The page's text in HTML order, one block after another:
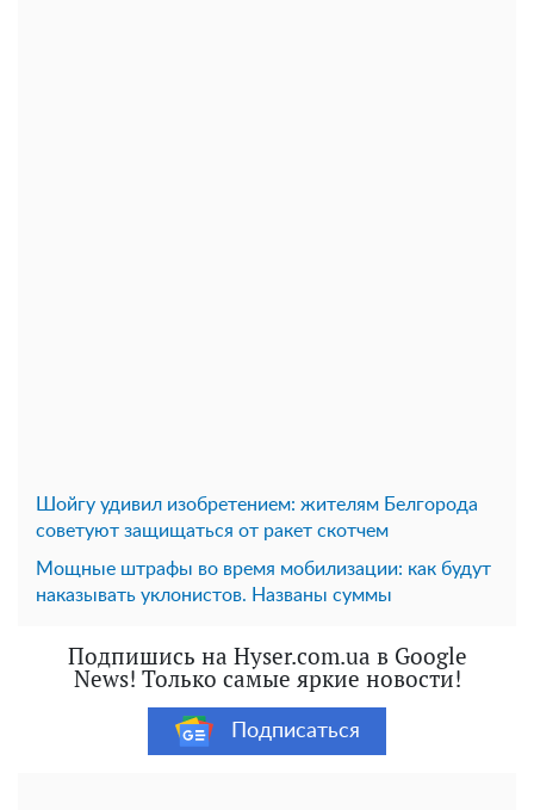
Шойгу удивил изобретением: жителям Белгорода
советуют защищаться от ракет скотчем
Мощные штрафы во время мобилизации: как будут
наказывать уклонистов. Названы суммы
Подпишись на Hyser.com.ua в Google
News! Только самые яркие новости!
Подписаться